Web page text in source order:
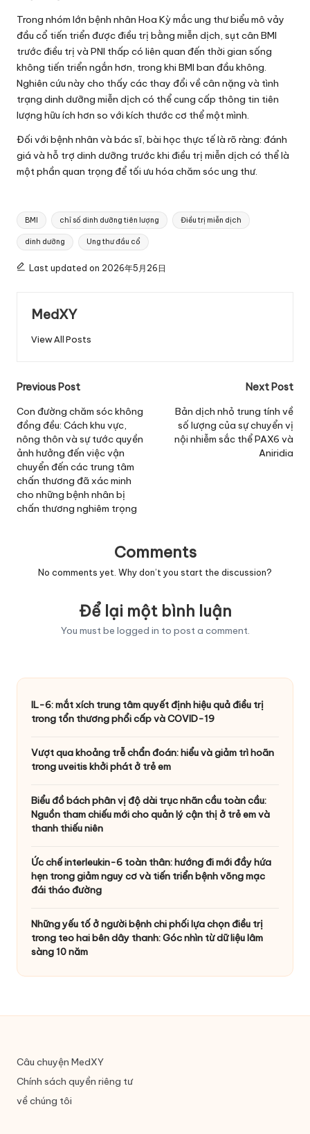
Trong nhóm lớn bệnh nhân Hoa Kỳ mắc ung thư biểu mô vảy
đầu cổ tiến triển được điều trị bằng miễn dịch, sụt cân BMI
trước điều trị và PNI thấp có liên quan đến thời gian sống
không tiến triển ngắn hơn, trong khi BMI ban đầu không.
Nghiên cứu này cho thấy các thay đổi về cân nặng và tình
trạng dinh dưỡng miễn dịch có thể cung cấp thông tin tiên
lượng hữu ích hơn so với kích thước cơ thể một mình.
Đối với bệnh nhân và bác sĩ, bài học thực tế là rõ ràng: đánh
giá và hỗ trợ dinh dưỡng trước khi điều trị miễn dịch có thể là
một phần quan trọng để tối ưu hóa chăm sóc ung thư.
Tags:
BMI chỉ số dinh dưỡng tiên lượng Điều trị miễn dịch
dinh dưỡng Ung thư đầu cổ
Last updated on 2026年5月26日
MedXY
View All Posts
Post
navigation
Previous Post
Con đường chăm sóc không
đồng đều: Cách khu vực,
nông thôn và sự tước quyền
ảnh hưởng đến việc vận
chuyển đến các trung tâm
chấn thương đã xác minh
cho những bệnh nhân bị
chấn thương nghiêm trọng
Next Post
Bản dịch nhỏ trung tính về
số lượng của sự chuyển vị
nội nhiễm sắc thể PAX6 và
Aniridia
Comments
No comments yet. Why don’t you start the discussion?
Để lại một bình luận
You must be logged in to post a comment.
IL-6: mắt xích trung tâm quyết định hiệu quả điều trị
trong tổn thương phổi cấp và COVID-19
Vượt qua khoảng trễ chẩn đoán: hiểu và giảm trì hoãn
trong uveitis khởi phát ở trẻ em
Biểu đồ bách phân vị độ dài trục nhãn cầu toàn cầu:
Nguồn tham chiếu mới cho quản lý cận thị ở trẻ em và
thanh thiếu niên
Ức chế interleukin-6 toàn thân: hướng đi mới đầy hứa
hẹn trong giảm nguy cơ và tiến triển bệnh võng mạc
đái tháo đường
Những yếu tố ở người bệnh chi phối lựa chọn điều trị
trong teo hai bên dây thanh: Góc nhìn từ dữ liệu lâm
sàng 10 năm
Câu chuyện MedXY
Chính sách quyền riêng tư
về chúng tôi